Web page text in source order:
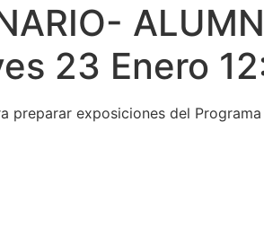
23 Enero
preparar exposiciones del